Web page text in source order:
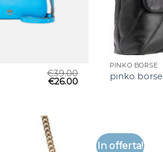
€39.00
€26.00
PINKO BORSE
pinko borse
In offerta!